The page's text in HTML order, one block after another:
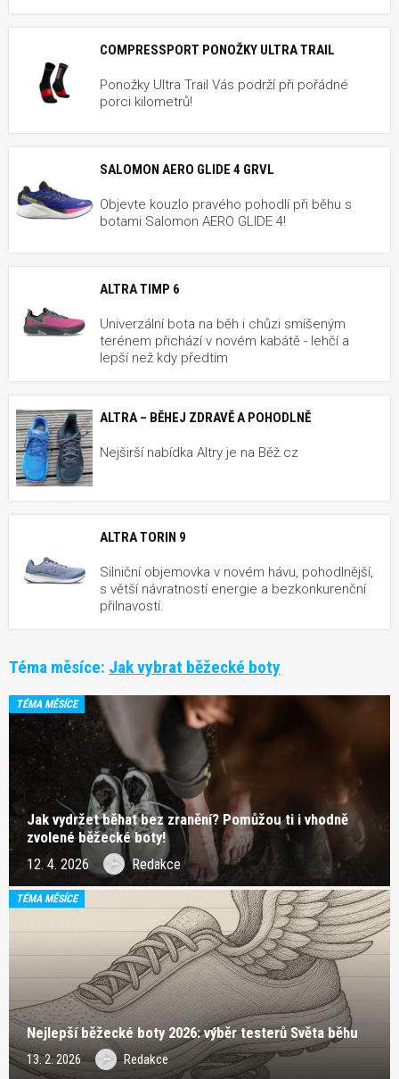
COMPRESSPORT PONOŽKY ULTRA TRAIL
Ponožky Ultra Trail Vás podrží při pořádné
porci kilometrů!
SALOMON AERO GLIDE 4 GRVL
Objevte kouzlo pravého pohodlí při běhu s
botami Salomon AERO GLIDE 4!
ALTRA TIMP 6
Univerzální bota na běh i chůzi smíšeným
terénem přichází v novém kabátě - lehčí a
lepší než kdy předtím
ALTRA – BĚHEJ ZDRAVĚ A POHODLNĚ
Nejširší nabídka Altry je na Běž.cz
ALTRA TORIN 9
Silniční objemovka v novém hávu, pohodlnější,
s větší návratností energie a bezkonkurenční
přilnavostí.
Téma měsíce: Jak vybrat běžecké boty
TÉMA MĚSÍCE
Jak vydržet běhat bez zranění? Pomůžou ti i vhodně
zvolené běžecké boty!
12. 4. 2026 Redakce
TÉMA MĚSÍCE
Nejlepší běžecké boty 2026: výběr testerů Světa běhu
13. 2. 2026 Redakce